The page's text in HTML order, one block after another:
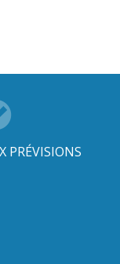
PRÉVISIONS